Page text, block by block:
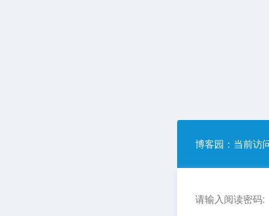
博客园 ：当前访
请输入阅读密码: